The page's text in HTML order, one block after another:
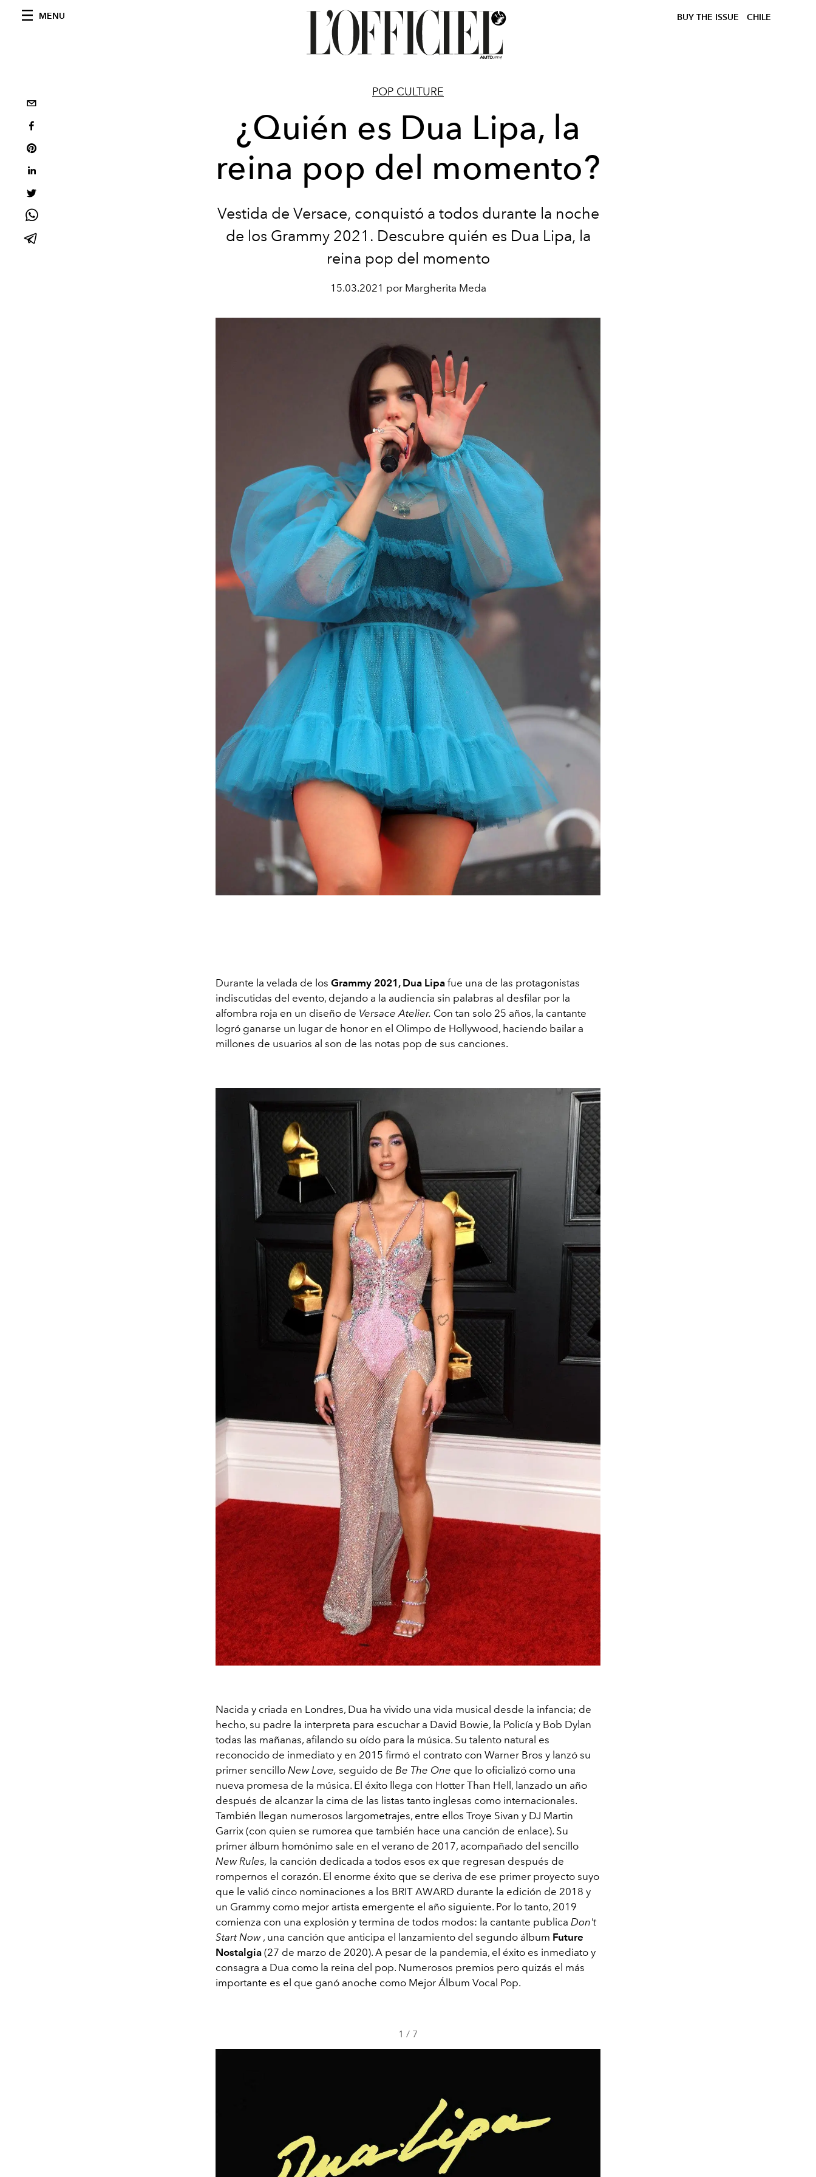
MENU BUY THE ISSUE CHILE
POP CULTURE
¿Quién es Dua Lipa, la
reina pop del momento?
Vestida de Versace, conquistó a todos durante la noche
de los Grammy 2021. Descubre quién es Dua Lipa, la
reina pop del momento
15.03.2021 por Margherita Meda
Durante la velada de los Grammy 2021 , Dua Lipa fue una de las protagonistas
indiscutidas del evento, dejando a la audiencia sin palabras al desfilar por la
alfombra roja en un diseño de Versace Atelier. Con tan solo 25 años, la cantante
logró ganarse un lugar de honor en el Olimpo de Hollywood, haciendo bailar a
millones de usuarios al son de las notas pop de sus canciones.
Nacida y criada en Londres, Dua ha vivido una vida musical desde la infancia; de
hecho, su padre la interpreta para escuchar a David Bowie, la Policía y Bob Dylan
todas las mañanas, afilando su oído para la música. Su talento natural es
reconocido de inmediato y en 2015 firmó el contrato con Warner Bros y lanzó su
primer sencillo New Love, seguido de Be The One que lo oficializó como una
nueva promesa de la música. El éxito llega con Hotter Than Hell, lanzado un año
después de alcanzar la cima de las listas tanto inglesas como internacionales.
También llegan numerosos largometrajes, entre ellos Troye Sivan y DJ Martin
Garrix (con quien se rumorea que también hace una canción de enlace). Su
primer álbum homónimo sale en el verano de 2017, acompañado del sencillo
New Rules, la canción dedicada a todos esos ex que regresan después de
rompernos el corazón. El enorme éxito que se deriva de ese primer proyecto suyo
que le valió cinco nominaciones a los BRIT AWARD durante la edición de 2018 y
un Grammy como mejor artista emergente el año siguiente. Por lo tanto, 2019
comienza con una explosión y termina de todos modos: la cantante publica Don't
Start Now, una canción que anticipa el lanzamiento del segundo álbum Future
Nostalgia (27 de marzo de 2020). A pesar de la pandemia, el éxito es inmediato y
consagra a Dua como la reina del pop. Numerosos premios pero quizás el más
importante es el que ganó anoche como Mejor Álbum Vocal Pop.
1 / 7